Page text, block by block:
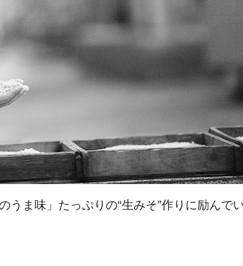
うま味」たっぷりの“生みそ”作りに励んで